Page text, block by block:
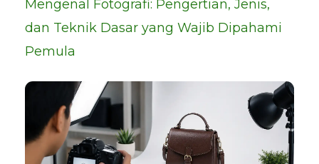
Mengenal Fotografi: Pengertian, Jenis,
dan Teknik Dasar yang Wajib Dipahami
Pemula